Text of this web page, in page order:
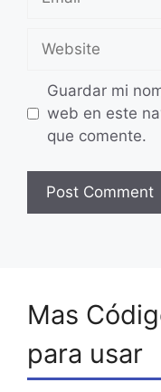
Website
Guardar mi
web en este
que comente.
Mas
para usar